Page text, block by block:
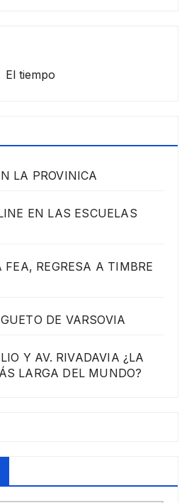
El tiempo
LA PROVINICA
EN LAS ESCUELAS
FEA, REGRESA A TIMBRE
DE VARSOVIA
Y AV. RIVADAVIA ¿LA
LARGA DEL MUNDO?